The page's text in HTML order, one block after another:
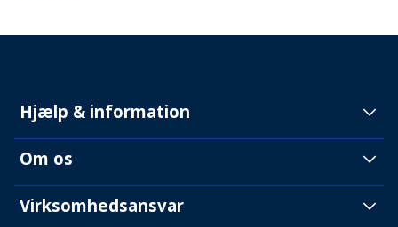
Hjælp & information
Om os
Virksomhedsansvar